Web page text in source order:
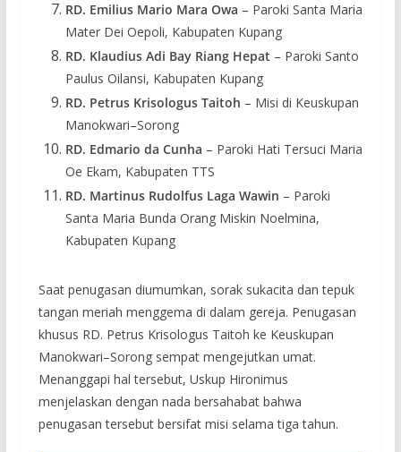
RD. Emilius Mario Mara Owa – Paroki Santa Maria
Mater Dei Oepoli, Kabupaten Kupang
RD. Klaudius Adi Bay Riang Hepat – Paroki Santo
Paulus Oilansi, Kabupaten Kupang
RD. Petrus Krisologus Taitoh – Misi di Keuskupan
Manokwari–Sorong
RD. Edmario da Cunha – Paroki Hati Tersuci Maria
Oe Ekam, Kabupaten TTS
RD. Martinus Rudolfus Laga Wawin – Paroki
Santa Maria Bunda Orang Miskin Noelmina,
Kabupaten Kupang
Saat penugasan diumumkan, sorak sukacita dan tepuk
tangan meriah menggema di dalam gereja. Penugasan
khusus RD. Petrus Krisologus Taitoh ke Keuskupan
Manokwari–Sorong sempat mengejutkan umat.
Menanggapi hal tersebut, Uskup Hironimus
menjelaskan dengan nada bersahabat bahwa
penugasan tersebut bersifat misi selama tiga tahun.